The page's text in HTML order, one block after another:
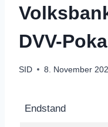
DVV-
SID 8. November
Endstand